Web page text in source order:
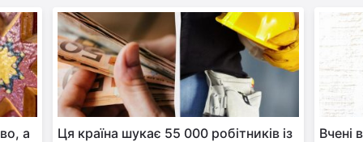
а
Ця країна шукає 55 000 робітників із
Вчені